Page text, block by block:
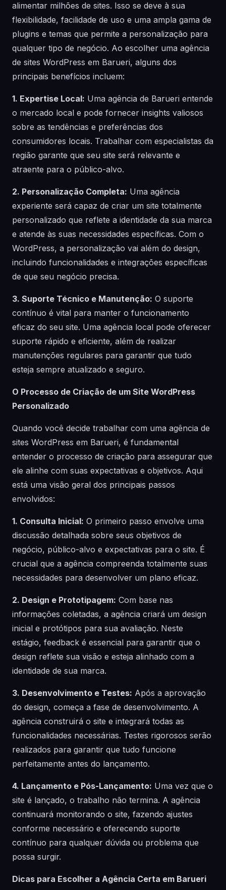
alimentar milhões de sites. Isso se deve à sua
flexibilidade, facilidade de uso e uma ampla gama de
plugins e temas que permite a personalização para
qualquer tipo de negócio. Ao escolher uma agência
de sites WordPress em Barueri, alguns dos
principais benefícios incluem:
1. Expertise Local: Uma agência de Barueri entende
o mercado local e pode fornecer insights valiosos
sobre as tendências e preferências dos
consumidores locais. Trabalhar com especialistas da
região garante que seu site será relevante e
atraente para o público-alvo.
2. Personalização Completa: Uma agência
experiente será capaz de criar um site totalmente
personalizado que reflete a identidade da sua marca
e atende às suas necessidades específicas. Com o
WordPress, a personalização vai além do design,
incluindo funcionalidades e integrações específicas
de que seu negócio precisa.
3. Suporte Técnico e Manutenção: O suporte
contínuo é vital para manter o funcionamento
eficaz do seu site. Uma agência local pode oferecer
suporte rápido e eficiente, além de realizar
manutenções regulares para garantir que tudo
esteja sempre atualizado e seguro.
O Processo de Criação de um Site WordPress
Personalizado
Quando você decide trabalhar com uma agência de
sites WordPress em Barueri, é fundamental
entender o processo de criação para assegurar que
ele alinhe com suas expectativas e objetivos. Aqui
está uma visão geral dos principais passos
envolvidos:
1. Consulta Inicial: O primeiro passo envolve uma
discussão detalhada sobre seus objetivos de
negócio, público-alvo e expectativas para o site. É
crucial que a agência compreenda totalmente suas
necessidades para desenvolver um plano eficaz.
2. Design e Prototipagem: Com base nas
informações coletadas, a agência criará um design
inicial e protótipos para sua avaliação. Neste
estágio, feedback é essencial para garantir que o
design reflete sua visão e esteja alinhado com a
identidade de sua marca.
3. Desenvolvimento e Testes: Após a aprovação
do design, começa a fase de desenvolvimento. A
agência construirá o site e integrará todas as
funcionalidades necessárias. Testes rigorosos serão
realizados para garantir que tudo funcione
perfeitamente antes do lançamento.
4. Lançamento e Pós-Lançamento: Uma vez que o
site é lançado, o trabalho não termina. A agência
continuará monitorando o site, fazendo ajustes
conforme necessário e oferecendo suporte
contínuo para qualquer dúvida ou problema que
possa surgir.
Dicas para Escolher a Agência Certa em Barueri